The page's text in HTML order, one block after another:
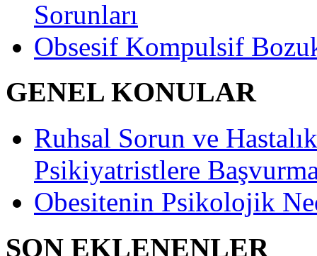
Sorunları
Obsesif Kompulsif
GENEL KONULAR
Ruhsal Sorun ve
Psikiyatristlere
Obesitenin Psikolojik
SON EKLENENLER